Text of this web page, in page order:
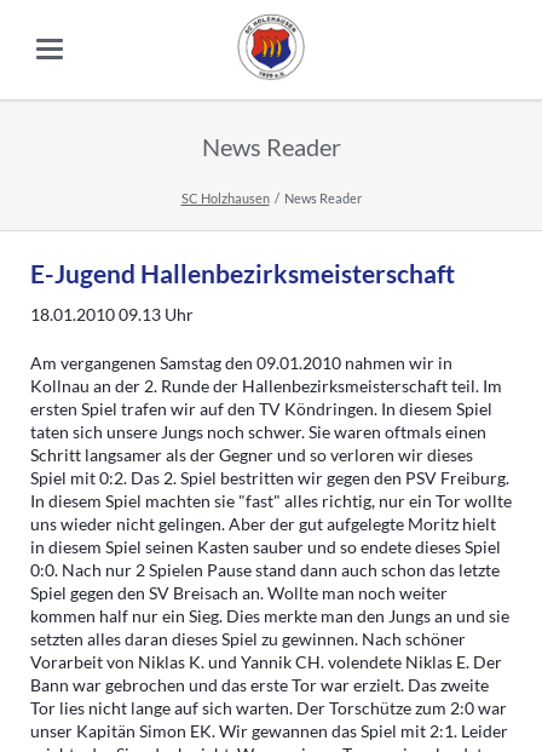
News Reader
SC Holzhausen News Reader
E-Jugend Hallenbezirksmeisterschaft
18.01.2010 09.13Uhr
Am vergangenen Samstag den 09.01.2010 nahmen wir in
Kollnau an der 2. Runde der Hallenbezirksmeisterschaft teil. Im
ersten Spiel trafen wir auf den TV Köndringen. In diesem Spiel
taten sich unsere Jungs noch schwer. Sie waren oftmals einen
Schritt langsamer als der Gegner und so verloren wir dieses
Spiel mit 0:2. Das 2. Spiel bestritten wir gegen den PSV Freiburg.
In diesem Spiel machten sie "fast" alles richtig, nur ein Tor wollte
uns wieder nicht gelingen. Aber der gut aufgelegte Moritz hielt
in diesem Spiel seinen Kasten sauber und so endete dieses Spiel
0:0. Nach nur 2 Spielen Pause stand dann auch schon das letzte
Spiel gegen den SV Breisach an. Wollte man noch weiter
kommen half nur ein Sieg. Dies merkte man den Jungs an und sie
setzten alles daran dieses Spiel zu gewinnen. Nach schöner
Vorarbeit von Niklas K. und Yannik CH. volendete Niklas E. Der
Bann war gebrochen und das erste Tor war erzielt. Das zweite
Tor lies nicht lange auf sich warten. Der Torschütze zum 2:0 war
unser Kapitän Simon EK. Wir gewannen das Spiel mit 2:1. Leider